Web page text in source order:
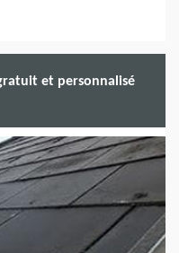
et personnalisé